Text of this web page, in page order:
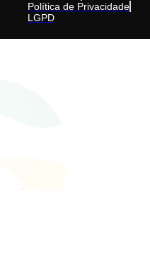
Política de Privacidade
LGPD